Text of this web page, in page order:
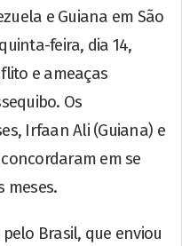
e Guiana em São
feira, dia 14,
e ameaças
Os
Irfaan Ali (Guiana) e
em se
meses.
Brasil, que enviou